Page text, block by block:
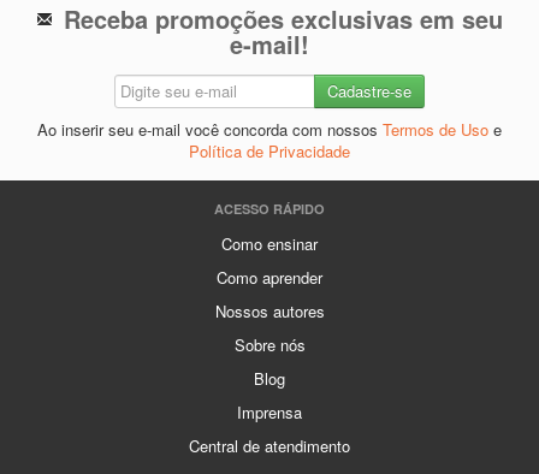
Receba promoções exclusivas em seu
e-mail!
Ao inserir seu e-mail você concorda com nossos Termos de Uso e
Política de Privacidade
ACESSO RÁPIDO
Como ensinar
Como aprender
Nossos autores
Sobre nós
Blog
Imprensa
Central de atendimento